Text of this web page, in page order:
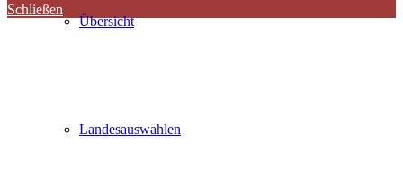
Übersicht
Landesauswahlen
Schließen